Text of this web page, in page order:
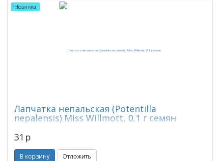
Новинка
Лапчатка непальская (Potentilla
nepalensis) Miss Willmott, 0,1 г семян
31 p
В корзину Отложить